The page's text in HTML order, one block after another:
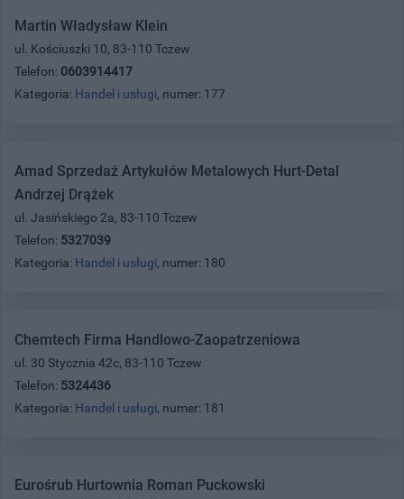
Martin Władysław Klein
ul. Kościuszki 10, 83-110 Tczew
Telefon: 0603914417
Kategoria: Handel i usługi, numer: 177
Amad Sprzedaż Artykułów Metalowych Hurt-Detal
Andrzej Drążek
ul. Jasińskiego 2a, 83-110 Tczew
Telefon: 5327039
Kategoria: Handel i usługi, numer: 180
Chemtech Firma Handlowo-Zaopatrzeniowa
ul. 30 Stycznia 42c, 83-110 Tczew
Telefon: 5324436
Kategoria: Handel i usługi, numer: 181
Eurośrub Hurtownia Roman Puckowski